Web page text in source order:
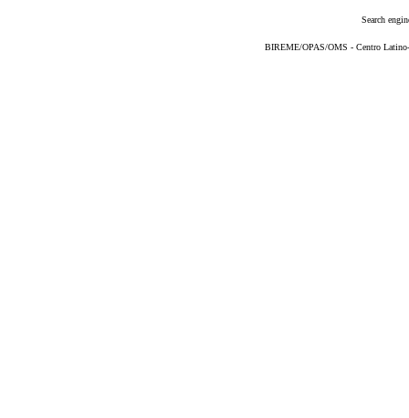
Search
BIREME/OPAS/OMS - Centro Latino-